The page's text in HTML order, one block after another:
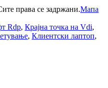
права се задржани.Мапа
Rdp, Крајна точка на Vdi,
, Клиентски лаптоп,